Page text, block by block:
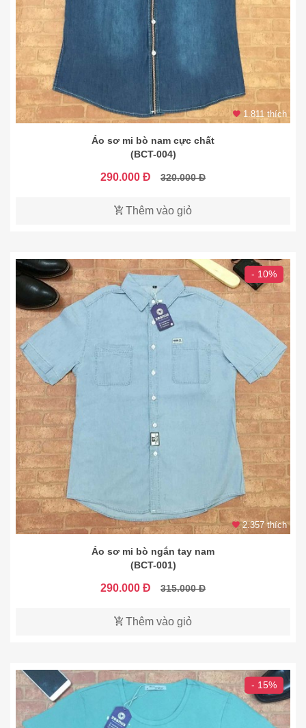
1.811 thích
Áo sơ mi bò nam cực chất
(BCT-004)
290.000 Đ 320.000 Đ
Thêm vào giỏ
- 10%
2.357 thích
Áo sơ mi bò ngắn tay nam
(BCT-001)
290.000 Đ 315.000 Đ
Thêm vào giỏ
- 15%